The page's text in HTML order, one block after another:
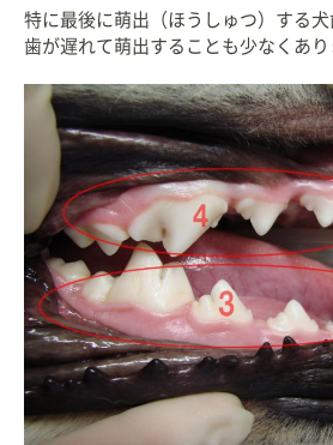
特に最後に萌出（ほうしゅつ）する
歯が遅れて萌出することも少なくあり